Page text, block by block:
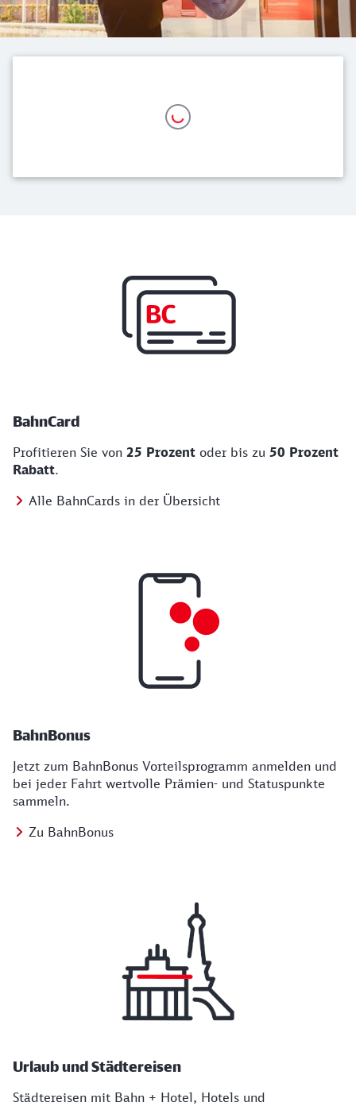
BahnCard
Profitieren Sie von 25 Prozent oder bis zu 50 Prozent
Rabatt.
Alle BahnCards in der Übersicht
BahnBonus
Jetzt zum BahnBonus Vorteilsprogramm anmelden und
bei jeder Fahrt wertvolle Prämien- und Statuspunkte
sammeln.
Zu BahnBonus
Urlaub und Städtereisen
Städtereisen mit Bahn + Hotel, Hotels und